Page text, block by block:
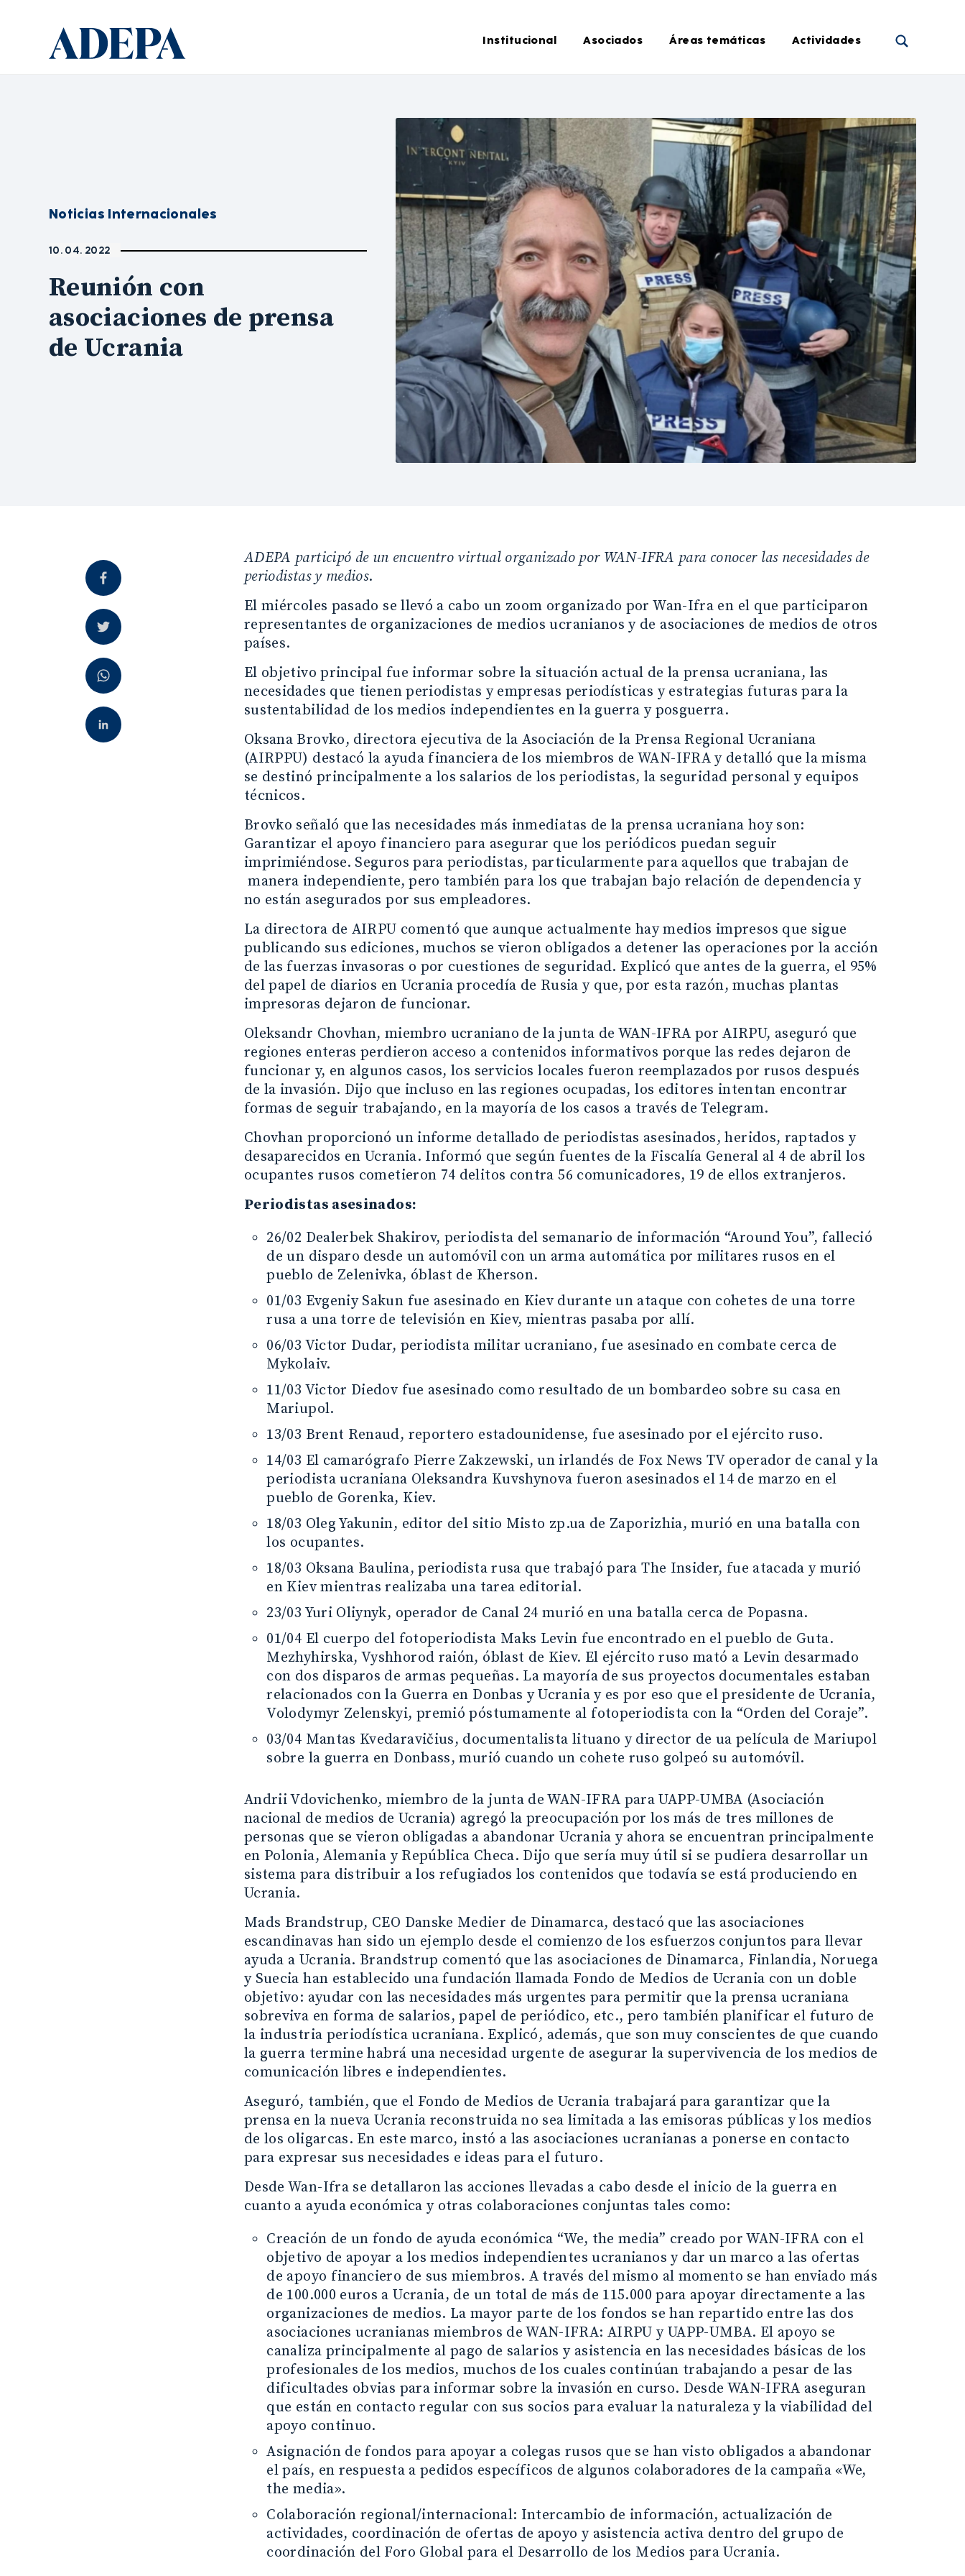
Institucional Asociados Áreas temáticas Actividades
Noticias Internacionales
10. 04. 2022
Reunión con
asociaciones de prensa
de Ucrania
ADEPA participó de un encuentro virtual organizado por WAN-IFRA para conocer las necesidades de
periodistas y medios.
El miércoles pasado se llevó a cabo un zoom organizado por Wan-Ifra en el que participaron
representantes de organizaciones de medios ucranianos y de asociaciones de medios de otros
países.
El objetivo principal fue informar sobre la situación actual de la prensa ucraniana, las
necesidades que tienen periodistas y empresas periodísticas y estrategias futuras para la
sustentabilidad de los medios independientes en la guerra y posguerra.
Oksana Brovko, directora ejecutiva de la Asociación de la Prensa Regional Ucraniana
(AIRPPU) destacó la ayuda financiera de los miembros de WAN-IFRA y detalló que la misma
se destinó principalmente a los salarios de los periodistas, la seguridad personal y equipos
técnicos.
Brovko señaló que las necesidades más inmediatas de la prensa ucraniana hoy son:
Garantizar el apoyo financiero para asegurar que los periódicos puedan seguir
imprimiéndose. Seguros para periodistas, particularmente para aquellos que trabajan de
manera independiente, pero también para los que trabajan bajo relación de dependencia y
no están asegurados por sus empleadores.
La directora de AIRPU comentó que aunque actualmente hay medios impresos que sigue
publicando sus ediciones, muchos se vieron obligados a detener las operaciones por la acción
de las fuerzas invasoras o por cuestiones de seguridad. Explicó que antes de la guerra, el 95%
del papel de diarios en Ucrania procedía de Rusia y que, por esta razón, muchas plantas
impresoras dejaron de funcionar.
Oleksandr Chovhan, miembro ucraniano de la junta de WAN-IFRA por AIRPU, aseguró que
regiones enteras perdieron acceso a contenidos informativos porque las redes dejaron de
funcionar y, en algunos casos, los servicios locales fueron reemplazados por rusos después
de la invasión. Dijo que incluso en las regiones ocupadas, los editores intentan encontrar
formas de seguir trabajando, en la mayoría de los casos a través de Telegram.
Chovhan proporcionó un informe detallado de periodistas asesinados, heridos, raptados y
desaparecidos en Ucrania. Informó que según fuentes de la Fiscalía General al 4 de abril los
ocupantes rusos cometieron 74 delitos contra 56 comunicadores, 19 de ellos extranjeros.
Periodistas asesinados:
26/02 Dealerbek Shakirov, periodista del semanario de información “Around You”, falleció
de un disparo desde un automóvil con un arma automática por militares rusos en el
pueblo de Zelenivka, óblast de Kherson.
01/03 Evgeniy Sakun fue asesinado en Kiev durante un ataque con cohetes de una torre
rusa a una torre de televisión en Kiev, mientras pasaba por allí.
06/03 Victor Dudar, periodista militar ucraniano, fue asesinado en combate cerca de
Mykolaiv.
11/03 Victor Diedov fue asesinado como resultado de un bombardeo sobre su casa en
Mariupol.
13/03 Brent Renaud, reportero estadounidense, fue asesinado por el ejército ruso.
14/03 El camarógrafo Pierre Zakzewski, un irlandés de Fox News TV operador de canal y la
periodista ucraniana Oleksandra Kuvshynova fueron asesinados el 14 de marzo en el
pueblo de Gorenka, Kiev.
18/03 Oleg Yakunin, editor del sitio Misto zp.ua de Zaporizhia, murió en una batalla con
los ocupantes.
18/03 Oksana Baulina, periodista rusa que trabajó para The Insider, fue atacada y murió
en Kiev mientras realizaba una tarea editorial.
23/03 Yuri Oliynyk, operador de Canal 24 murió en una batalla cerca de Popasna.
01/04 El cuerpo del fotoperiodista Maks Levin fue encontrado en el pueblo de Guta.
Mezhyhirska, Vyshhorod raión, óblast de Kiev. El ejército ruso mató a Levin desarmado
con dos disparos de armas pequeñas. La mayoría de sus proyectos documentales estaban
relacionados con la Guerra en Donbas y Ucrania y es por eso que el presidente de Ucrania,
Volodymyr Zelenskyi, premió póstumamente al fotoperiodista con la “Orden del Coraje”.
03/04 Mantas Kvedaravičius, documentalista lituano y director de ua película de Mariupol
sobre la guerra en Donbass, murió cuando un cohete ruso golpeó su automóvil.
Andrii Vdovichenko, miembro de la junta de WAN-IFRA para UAPP-UMBA (Asociación
nacional de medios de Ucrania) agregó la preocupación por los más de tres millones de
personas que se vieron obligadas a abandonar Ucrania y ahora se encuentran principalmente
en Polonia, Alemania y República Checa. Dijo que sería muy útil si se pudiera desarrollar un
sistema para distribuir a los refugiados los contenidos que todavía se está produciendo en
Ucrania.
Mads Brandstrup, CEO Danske Medier de Dinamarca, destacó que las asociaciones
escandinavas han sido un ejemplo desde el comienzo de los esfuerzos conjuntos para llevar
ayuda a Ucrania. Brandstrup comentó que las asociaciones de Dinamarca, Finlandia, Noruega
y Suecia han establecido una fundación llamada Fondo de Medios de Ucrania con un doble
objetivo: ayudar con las necesidades más urgentes para permitir que la prensa ucraniana
sobreviva en forma de salarios, papel de periódico, etc., pero también planificar el futuro de
la industria periodística ucraniana. Explicó, además, que son muy conscientes de que cuando
la guerra termine habrá una necesidad urgente de asegurar la supervivencia de los medios de
comunicación libres e independientes.
Aseguró, también, que el Fondo de Medios de Ucrania trabajará para garantizar que la
prensa en la nueva Ucrania reconstruida no sea limitada a las emisoras públicas y los medios
de los oligarcas. En este marco, instó a las asociaciones ucranianas a ponerse en contacto
para expresar sus necesidades e ideas para el futuro.
Desde Wan-Ifra se detallaron las acciones llevadas a cabo desde el inicio de la guerra en
cuanto a ayuda económica y otras colaboraciones conjuntas tales como:
Creación de un fondo de ayuda económica “We, the media” creado por WAN-IFRA con el
objetivo de apoyar a los medios independientes ucranianos y dar un marco a las ofertas
de apoyo financiero de sus miembros. A través del mismo al momento se han enviado más
de 100.000 euros a Ucrania, de un total de más de 115.000 para apoyar directamente a las
organizaciones de medios. La mayor parte de los fondos se han repartido entre las dos
asociaciones ucranianas miembros de WAN-IFRA: AIRPU y UAPP-UMBA. El apoyo se
canaliza principalmente al pago de salarios y asistencia en las necesidades básicas de los
profesionales de los medios, muchos de los cuales continúan trabajando a pesar de las
dificultades obvias para informar sobre la invasión en curso. Desde WAN-IFRA aseguran
que están en contacto regular con sus socios para evaluar la naturaleza y la viabilidad del
apoyo continuo.
Asignación de fondos para apoyar a colegas rusos que se han visto obligados a abandonar
el país, en respuesta a pedidos específicos de algunos colaboradores de la campaña «We,
the media».
Colaboración regional/internacional: Intercambio de información, actualización de
actividades, coordinación de ofertas de apoyo y asistencia activa dentro del grupo de
coordinación del Foro Global para el Desarrollo de los Medios para Ucrania.